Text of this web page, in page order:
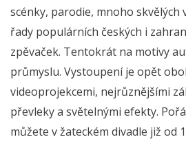
scénky, parodie, mnoho skvělých
řady populárních českých i
zpěvaček. Tentokrát na motivy
průmyslu. Vystoupení je opět
videoprojekcemi, nejrůznějšími
převleky a světelnými efekty.
můžete v žateckém divadle již od